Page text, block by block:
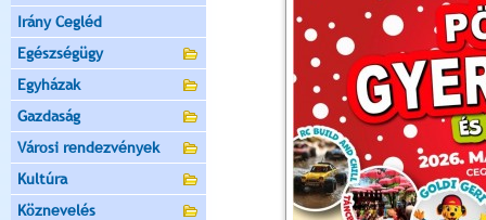
Irány Cegléd
Egészségügy
Egyházak
Gazdaság
Városi rendezvények
Kultúra
Köznevelés